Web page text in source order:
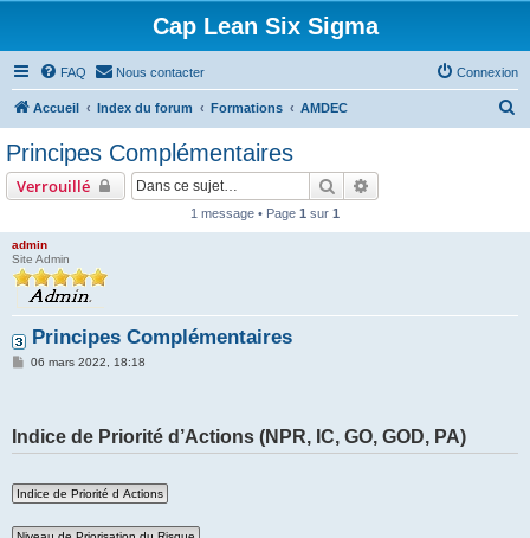
Cap Lean Six Sigma
FAQ Nous contacter Connexion
Accueil Index du forum Formations AMDEC
Principes Complémentaires
Verrouillé Rechercher
1 message • Page 1 sur 1
admin
Site Admin
Principes Complémentaires
M
g
e
06 mars 2022, 18:18
Indice de Priorité d’Actions (NPR, IC, GO, GOD, PA)